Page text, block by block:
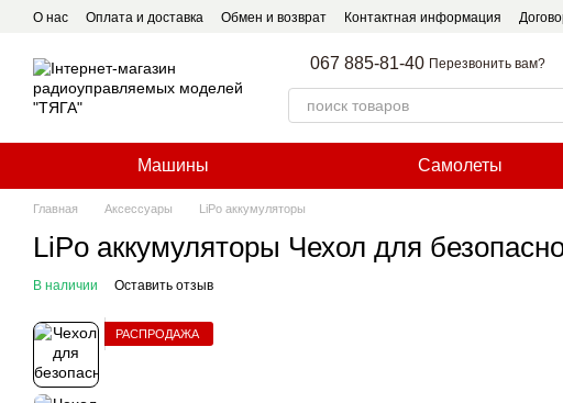
Перейти к основному контенту
О нас Оплата и доставка Обмен и возврат Контактная информация
067 885-81-40 Перезвонить вам?
Машины Самолеты
Главная Аксессуары LiPo аккумуляторы
LiPo аккумуляторы Чехол для
В наличии Оставить отзыв
РАСПРОДАЖА